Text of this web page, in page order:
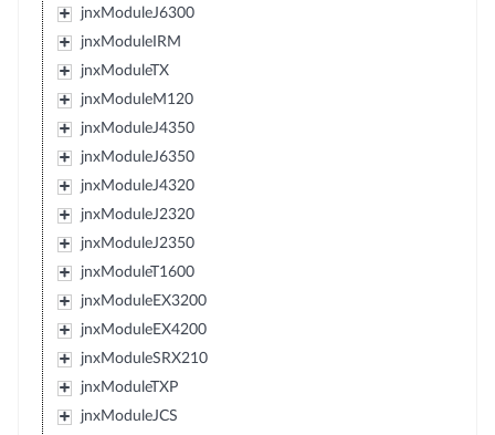
jnxModuleJ6300
jnxModuleIRM
jnxModuleTX
jnxModuleM120
jnxModuleJ4350
jnxModuleJ6350
jnxModuleJ4320
jnxModuleJ2320
jnxModuleJ2350
jnxModuleT1600
jnxModuleEX3200
jnxModuleEX4200
jnxModuleSRX210
jnxModuleTXP
jnxModuleJCS